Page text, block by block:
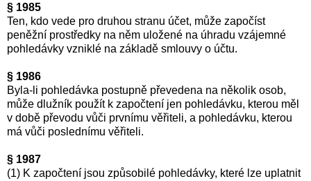
§ 1985
Ten, kdo vede pro druhou stranu účet, může započíst
peněžní prostředky na něm uložené na úhradu vzájemné
pohledávky vzniklé na základě smlouvy o účtu.
§ 1986
Byla-li pohledávka postupně převedena na několik osob,
může dlužník použít k započtení jen pohledávku, kterou měl
v době převodu vůči prvnímu věřiteli, a pohledávku, kterou
má vůči poslednímu věřiteli.
§ 1987
(1) K započtení jsou způsobilé pohledávky, které lze uplatnit